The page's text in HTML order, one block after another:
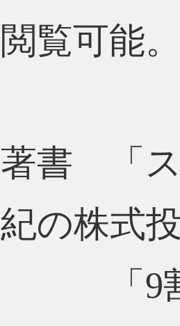
閲覧可能
著書 「
紀の株式
「9割の